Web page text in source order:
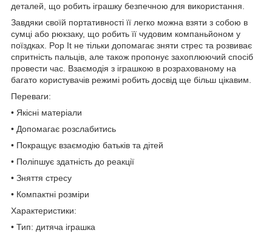
деталей, що робить іграшку безпечною для використання.
Завдяки своїй портативності її легко можна взяти з собою в
сумці або рюкзаку, що робить її чудовим компаньйоном у
поїздках. Pop It не тільки допомагає зняти стрес та розвиває
спритність пальців, але також пропонує захоплюючий спосіб
провести час. Взаємодія з іграшкою в розрахованому на
багато користувачів режимі робить досвід ще більш цікавим.
Переваги:
• Якісні матеріали
• Допомагає розслабитись
• Покращує взаємодію батьків та дітей
• Поліпшує здатність до реакції
• Зняття стресу
• Компактні розміри
Характеристики:
• Тип: дитяча іграшка